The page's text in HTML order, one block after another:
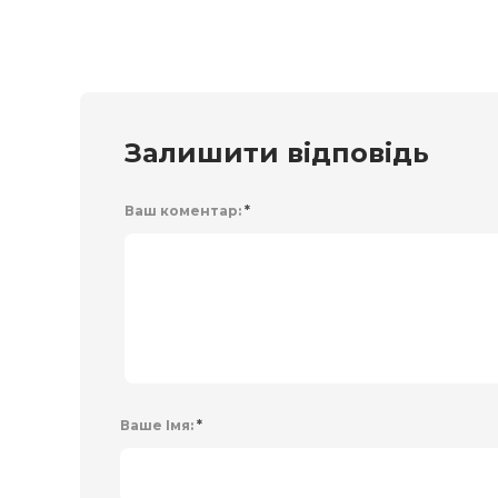
Залишити відповідь
Ваш коментар: *
Ваше Імя: *